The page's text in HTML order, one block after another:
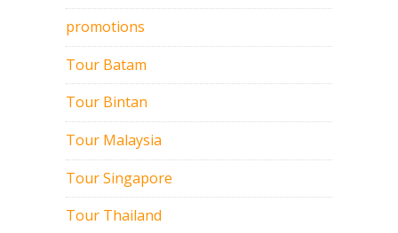
promotions
Tour Batam
Tour Bintan
Tour Malaysia
Tour Singapore
Tour Thailand